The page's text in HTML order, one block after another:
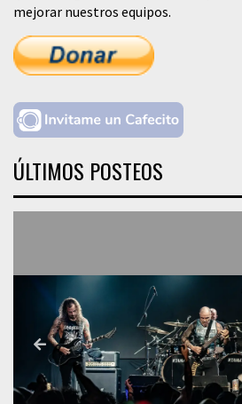
mejorar nuestros equipos.
ÚLTIMOS POSTEOS